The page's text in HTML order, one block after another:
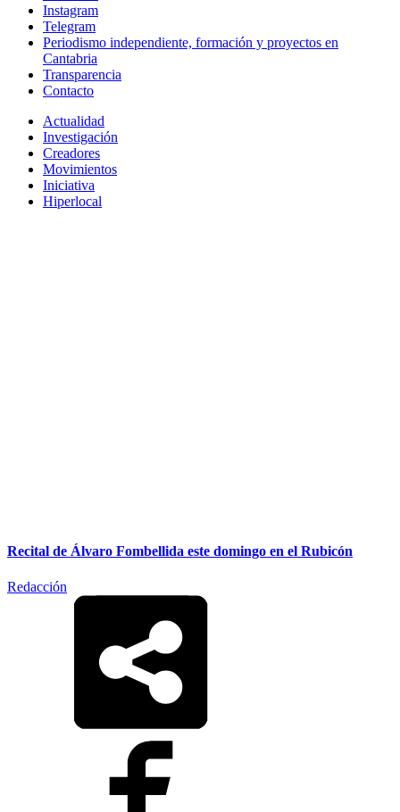
Instagram
Telegram
Periodismo independiente, formación y proyectos en
Cantabria
Transparencia
Contacto
Actualidad
Investigación
Creadores
Movimientos
Iniciativa
Hiperlocal
Recital de Álvaro Fombellida este domingo en el Rubicón
Redacción